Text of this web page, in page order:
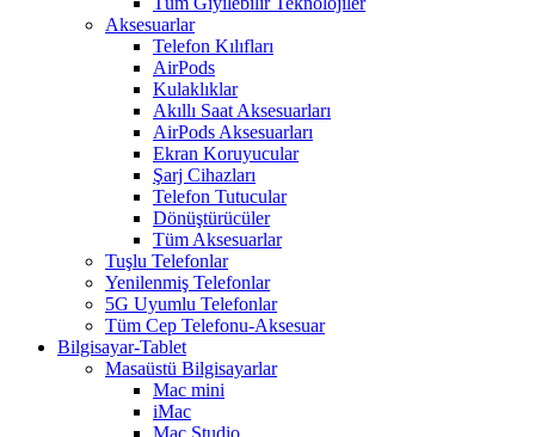
Aksesuarlar
Telefon Kılıfları
AirPods
Kulaklıklar
Akıllı Saat Aksesuarları
AirPods Aksesuarları
Ekran Koruyucular
Şarj Cihazları
Telefon Tutucular
Dönüştürücüler
Tüm Aksesuarlar
Tuşlu Telefonlar
Yenilenmiş Telefonlar
5G Uyumlu Telefonlar
Tüm Cep Telefonu-Aksesuar
Bilgisayar-Tablet
Masaüstü Bilgisayarlar
Mac mini
iMac
Mac Studio